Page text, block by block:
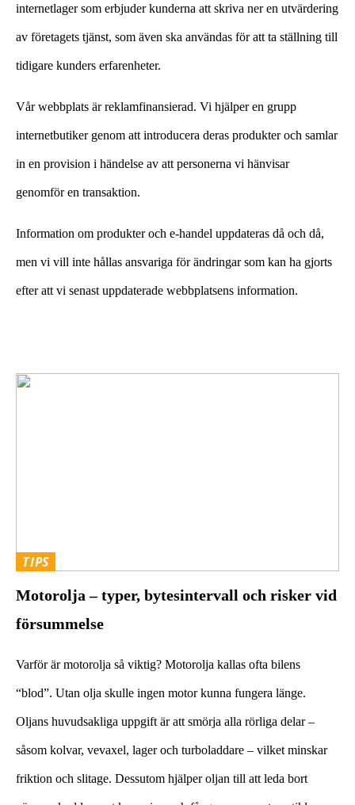
internetlager som erbjuder kunderna att skriva ner en utvärdering
av företagets tjänst, som även ska användas för att ta ställning till
tidigare kunders erfarenheter.
Vår webbplats är reklamfinansierad. Vi hjälper en grupp
internetbutiker genom att introducera deras produkter och samlar
in en provision i händelse av att personerna vi hänvisar
genomför en transaktion.
Information om produkter och e-handel uppdateras då och då,
men vi vill inte hållas ansvariga för ändringar som kan ha gjorts
efter att vi senast uppdaterade webbplatsens information.
TIPS
Motorolja – typer, bytesintervall och risker vid
försummelse
Varför är motorolja så viktig? Motorolja kallas ofta bilens
“blod”. Utan olja skulle ingen motor kunna fungera länge.
Oljans huvudsakliga uppgift är att smörja alla rörliga delar –
såsom kolvar, vevaxel, lager och turboladdare – vilket minskar
friktion och slitage. Dessutom hjälper oljan till att leda bort